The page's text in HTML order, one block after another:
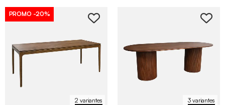
2 variantes
PROMO -20%
3 variantes